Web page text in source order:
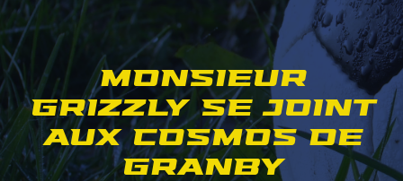
MONSIEUR
GRIZZLY SE JOINT
AUX COSMOS DE
GRANBY